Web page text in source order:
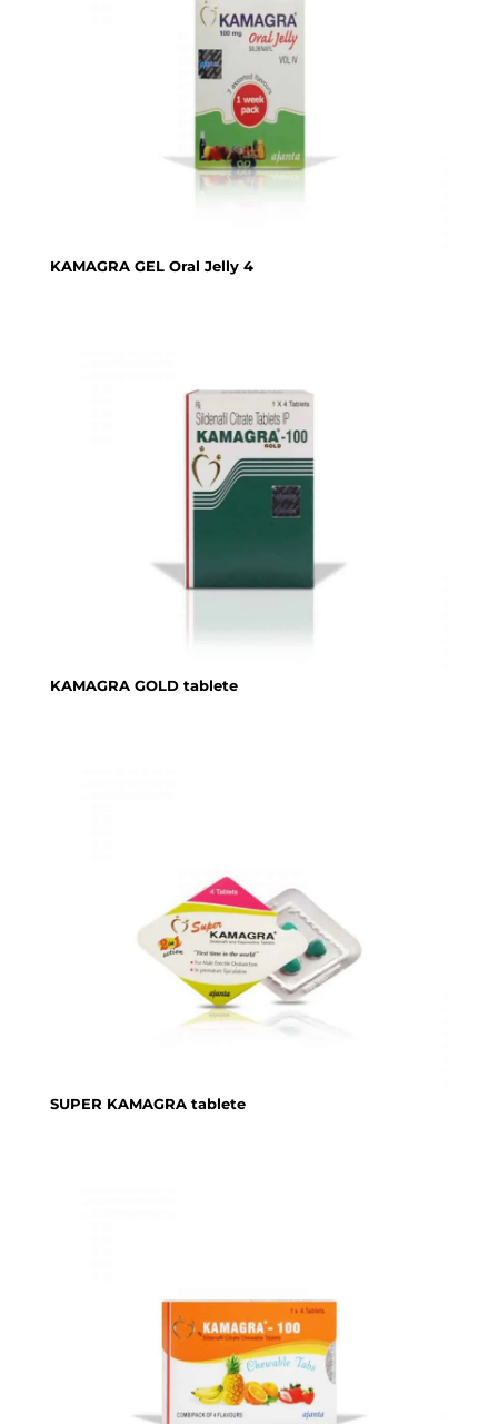
KAMAGRA GEL Oral Jelly 4
KAMAGRA GOLD tablete
SUPER KAMAGRA tablete